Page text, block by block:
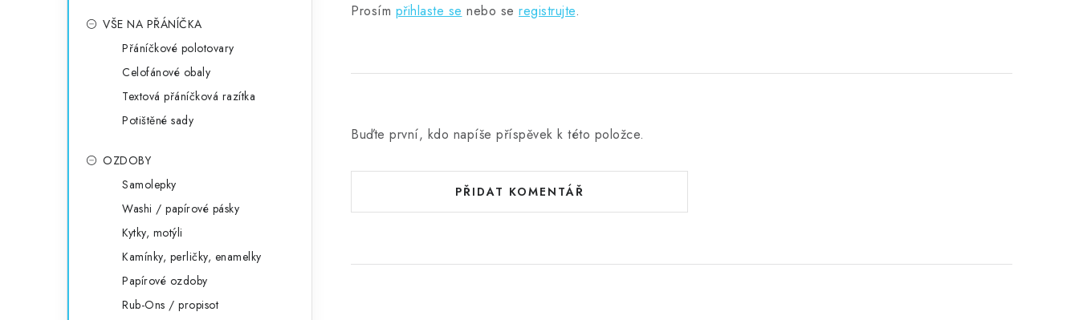
VŠE NA PŘÁNÍČKA
Přáníčkové polotovary
Celofánové obaly
Textová přáníčková razítka
Potištěné sady
OZDOBY
Samolepky
Washi / papírové pásky
Kytky, motýli
Kamínky, perličky, enamelky
Papírové ozdoby
Rub-Ons / propisot
Prosím přihlaste se nebo se registrujte.
Buďte první, kdo napíše příspěvek k této položce.
PŘIDAT KOMENTÁŘ